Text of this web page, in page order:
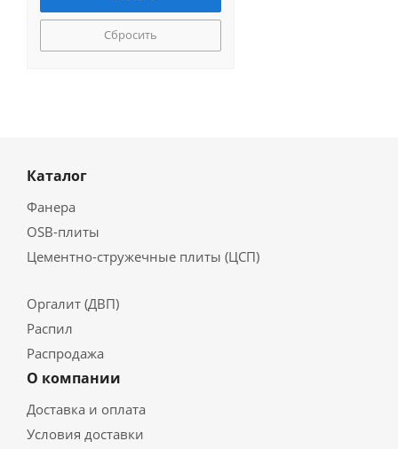
Сбросить
Каталог
Фанера
OSB-плиты
Цементно-стружечные плиты (ЦСП)
Оргалит (ДВП)
Распил
Распродажа
О компании
Доставка и оплата
Условия доставки